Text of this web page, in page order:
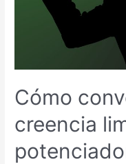
Cómo
creencia